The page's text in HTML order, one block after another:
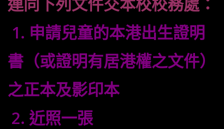
1. 申請兒童的本港出生證明
書（或證明有居港權之文件）
之正本及影印本
2. 近照一張